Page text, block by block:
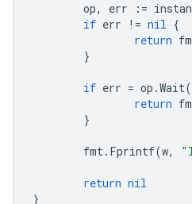
op, err :=
if err != nil {
return
}
if err = op .Wait(
return
}
fmt. Fprintf(w,
return nil
}